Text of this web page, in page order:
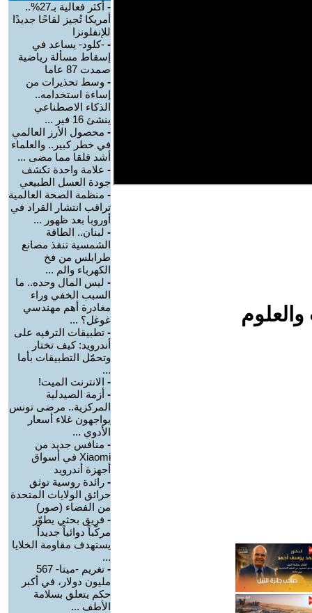
-
أكثر فعالية بـ27%..
أمريكا تُجيز لقاحًا جديدًا
للإنفلونزا
- -كلود- يساعد في
إسقاط مسألة رياضية
صمدت 87 عاما
- وسط تحذيرات من
إساءة استخدامه..
الذكاء الاصطناعي
ينشئ 16 فير ...
- محصول الأرز العالمي
في خطر كبير.. والعلماء
أشد قلقا مما مضى ...
- علامة واحدة تكشف
جودة العسل الطبيعي
- منظمة الصحة العالمية
تراقب انتشار القراد في
أوروبا بعد ظهور ...
- لبنان.. الطاقة
الشمسية تنقذ مصانع
طرابلس من فخ
الكهرباء والم ...
- ليس المال وحده.. ما
السبب الخفي وراء
مغادرة أهم مهندسي
غوغل؟ ...
- تطبيقات الترفيه على
أندرويد: كيف تختار
وتحمّل التطبيقات بأما
...
- الانترنت الميت!
- أزمة الصيدلية
المركزية.. مرضى تونس
يواجهون غلاء أسعار
الأدوي ...
- منافس جديد من
Xiaomi في أسواق
أجهزة أندرويد
- رائدة روسية توثق
حرائق الولايات المتحدة
من الفضاء (صور)
- فريق بحثي يطوّر
مركّباً دوائياً جديداً
يستهدف مقاومة الخلايا
...
-
تغريم -ميتا- 567
مليون دولار، في أكبر
حكم يتعلق بسلامة
الأطف ...